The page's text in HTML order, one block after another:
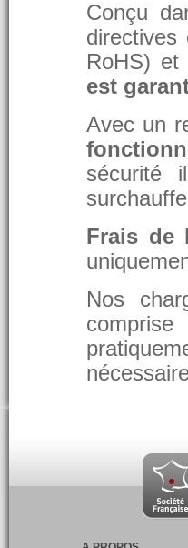
Conçu
directives
RoHS)
est
Avec un
sécurité
Frais de
Nos